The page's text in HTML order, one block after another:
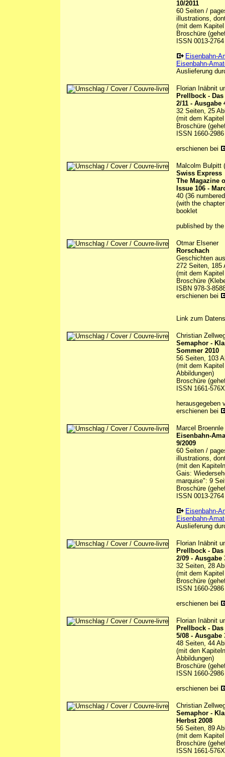
10/2011
60 Seiten /
illustrations,
(mit dem
Broschüre
ISSN 0013-2764
Eisenbahn-
Eisenbahn-
Auslieferung
Florian Inäbnit
Prellbock -
2/11 - Ausgabe
32 Seiten, 25
(mit dem
Broschüre
ISSN 1660-2986
erschienen bei
Malcolm Bulpitt
Swiss Express
The Magazine
Issue 106 -
40 (36
(with the
booklet
published by
Otmar Elsener
Rorschach
Geschichten
272 Seiten, 185
(mit dem
Broschüre
ISBN 978-3-
erschienen bei
Link zum
Christian
Semaphor -
Sommer 2010
56 Seiten, 103
(mit dem
Abbildungen)
Broschüre
ISSN 1661-576X
herausgegeben
erschienen bei
Marcel
Eisenbahn-
9/2009
60 Seiten /
illustrations,
(mit den
Gais:
marquise": 9
Broschüre
ISSN 0013-2764
Eisenbahn-
Eisenbahn-
Auslieferung
Florian Inäbnit
Prellbock -
2/09 - Ausgabe
32 Seiten, 28
(mit dem
Broschüre
ISSN 1660-2986
erschienen bei
Florian Inäbnit
Prellbock -
5/08 - Ausgabe
48 Seiten, 44
(mit den
Abbildungen)
Broschüre
ISSN 1660-2986
erschienen bei
Christian
Semaphor -
Herbst 2008
56 Seiten, 89
(mit dem
Broschüre
ISSN 1661-576X